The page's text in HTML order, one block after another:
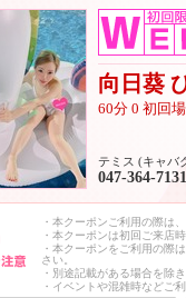
向日葵
60分 0 初回
テミス (キャバ
047-364-7131
・本クーポンご利用の際は
・本クーポンは初回ご来店
・本クーポンをご利用の際
さい。
・別途記載がある場合を除
・イベントや混雑時などご